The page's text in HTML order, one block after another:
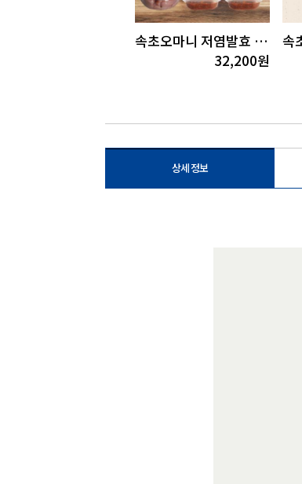
속초오마니 저염발효 미니 젓갈세트3호
32,200원
상세 정보